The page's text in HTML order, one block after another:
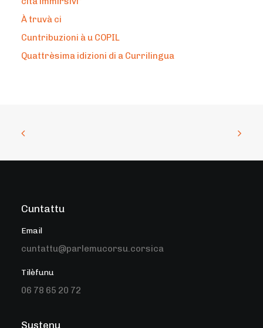
À truvà ci
Cuntribuzioni à u COPIL
Quattrèsima idizioni di a Currilingua
Cuntattu
Email
cuntattu@parlemucorsu.corsica
Tilèfunu
06 78 65 20 72
Sustenu